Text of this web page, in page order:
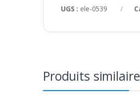
UGS : ele-0539
Produits